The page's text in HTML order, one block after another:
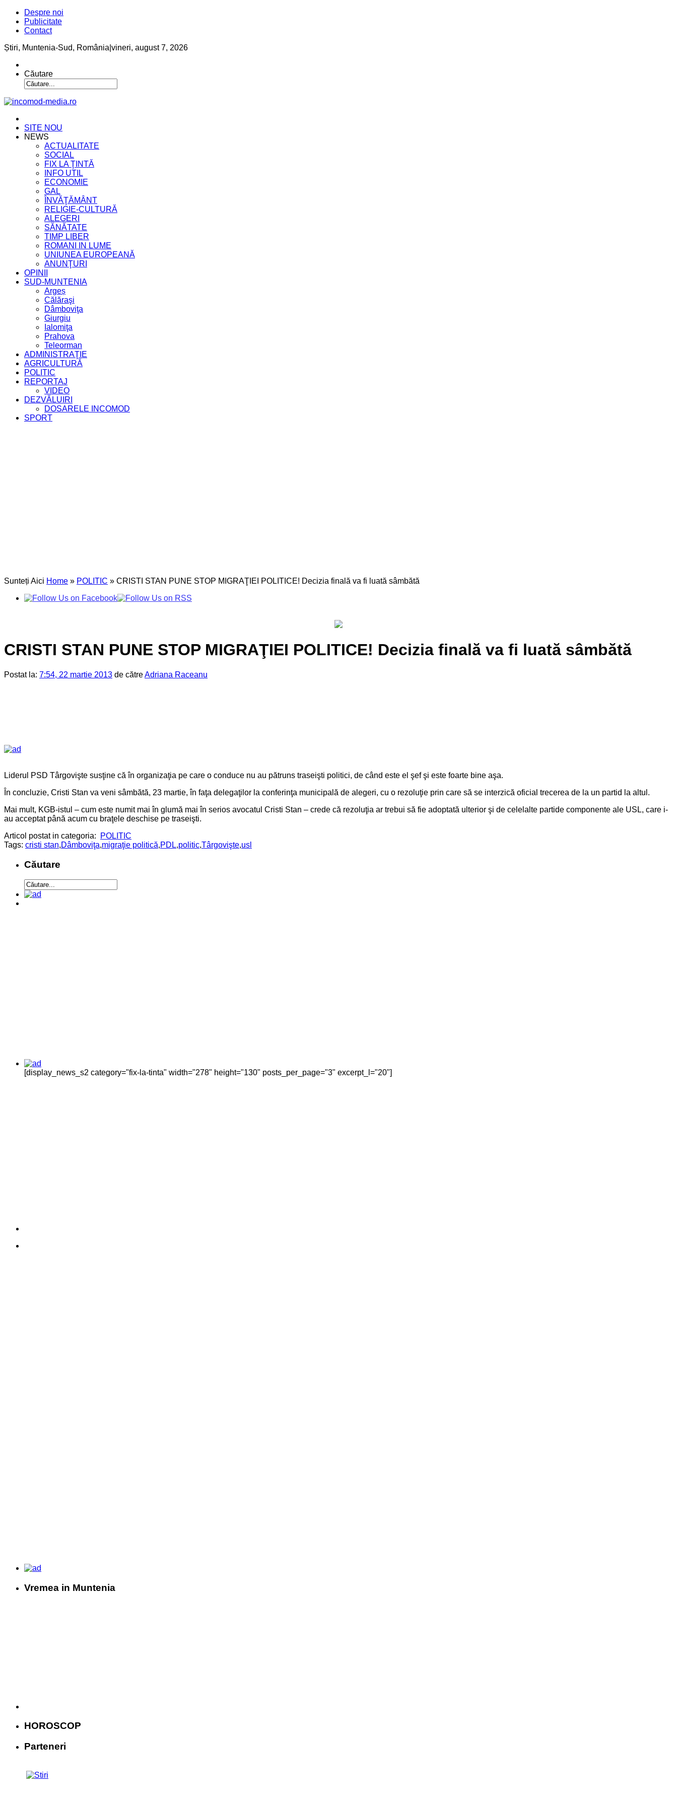
Despre noi
Publicitate
Contact
Știri, Muntenia-Sud, România vineri, august 7, 2026
Căutare
SITE NOU
NEWS
ACTUALITATE
SOCIAL
FIX LA ŢINTĂ
INFO UTIL
ECONOMIE
GAL
ÎNVĂŢĂMÂNT
RELIGIE-CULTURĂ
ALEGERI
SĂNĂTATE
TIMP LIBER
ROMANI IN LUME
UNIUNEA EUROPEANĂ
ANUNŢURI
OPINII
SUD-MUNTENIA
Argeș
Călăraşi
Dâmboviţa
Giurgiu
Ialomiţa
Prahova
Teleorman
ADMINISTRAŢIE
AGRICULTURĂ
POLITIC
REPORTAJ
VIDEO
DEZVĂLUIRI
DOSARELE INCOMOD
SPORT
Sunteți Aici Home » POLITIC » CRISTI STAN PUNE STOP MIGRAŢIEI POLITICE! Decizia finală va fi luată sâmbătă
CRISTI STAN PUNE STOP MIGRAŢIEI POLITICE! Decizia finală va fi luată sâmbătă
Postat la: 7:54, 22 martie 2013 de cătreAdriana Raceanu
Liderul PSD Târgovişte susţine că în organizaţia pe care o conduce nu au pătruns traseişti politici, de când este el şef şi este foarte bine aşa.
În concluzie, Cristi Stan va veni sâmbătă, 23 martie, în faţa delegaţilor la conferinţa municipală de alegeri, cu o rezoluţie prin care să se interzică oficial trecerea de la un partid la altul.
Mai mult, KGB-istul – cum este numit mai în glumă mai în serios avocatul Cristi Stan – crede că rezoluţia ar trebui să fie adoptată ulterior şi de celelalte partide componente ale USL, care i-
au acceptat până acum cu braţele deschise pe traseişti.
Articol postat in categoria:
POLITIC
Tags: cristi stan,Dâmboviţa,migraţie politică,PDL,politic,Târgovişte,usl
Căutare
[display_news_s2 category="fix-la-tinta" width="278" height="130" posts_per_page="3" excerpt_l="20"]
Vremea in Muntenia
HOROSCOP
Parteneri